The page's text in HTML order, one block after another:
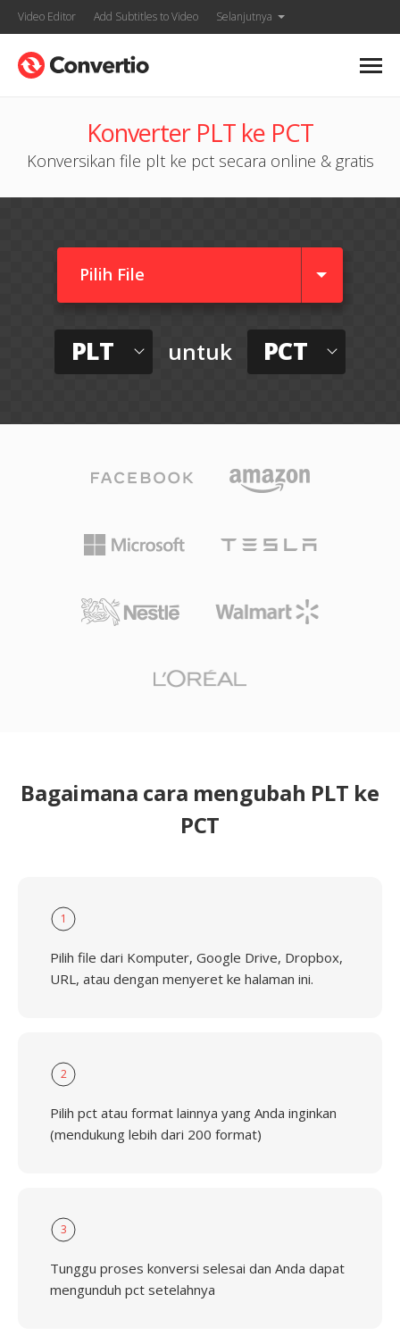
Video Editor Add Subtitles to Video Selanjutnya
Konverter PLT ke PCT
Konversikan file plt ke pct secara online & gratis
Pilih File
PLT untuk PCT
Bagaimana cara mengubah PLT ke
PCT
1
Pilih file dari Komputer, Google Drive, Dropbox,
URL, atau dengan menyeret ke halaman ini.
2
Pilih pct atau format lainnya yang Anda inginkan
(mendukung lebih dari 200 format)
3
Tunggu proses konversi selesai dan Anda dapat
mengunduh pct setelahnya